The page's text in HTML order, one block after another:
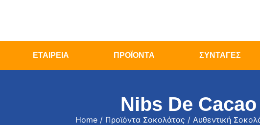
ΕΤΑΙΡΕΙΑ ΠΡΟΪΟΝΤΑ ΣΥΝΤΑΓΕΣ
Nibs De
Home / Προϊόντα Σοκολάτας / Αυθεντική